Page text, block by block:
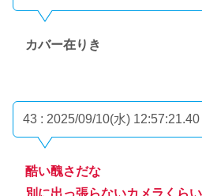
カバー在りき
43 : 2025/09/10(水) 12:57:21.40
酷い醜さだな